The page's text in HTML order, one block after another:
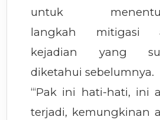
untuk
langkah mitigasi
kejadian yang
diketahui sebelumnya.
“‘Pak ini hati-hati, ini
terjadi, kemungkinan